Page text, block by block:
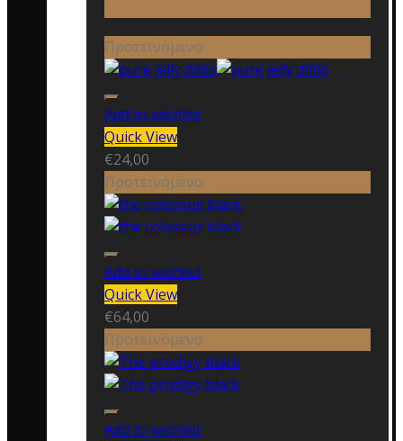
Προτεινόμενο
Add to wishlist
Quick View
€24,00
Προτεινόμενο
Add to wishlist
Quick View
€64,00
Προτεινόμενο
Add to wishlist